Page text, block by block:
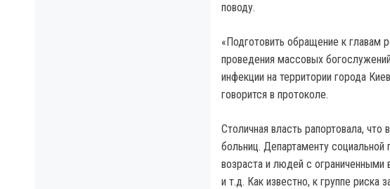
поводу.
«Подготовить обращение к главам
проведения массовых
инфекции на территории города
говорится в протоколе.
Столичная власть рапортовала,
больниц. Департаменту
возраста и людей с ограниченными
и т.д. Как известно, к группе риска